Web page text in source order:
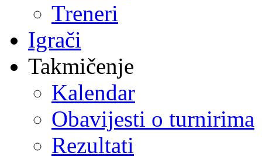
Treneri
Igrači
Takmičenje
Kalendar
Obavijesti o turnirima
Rezultati